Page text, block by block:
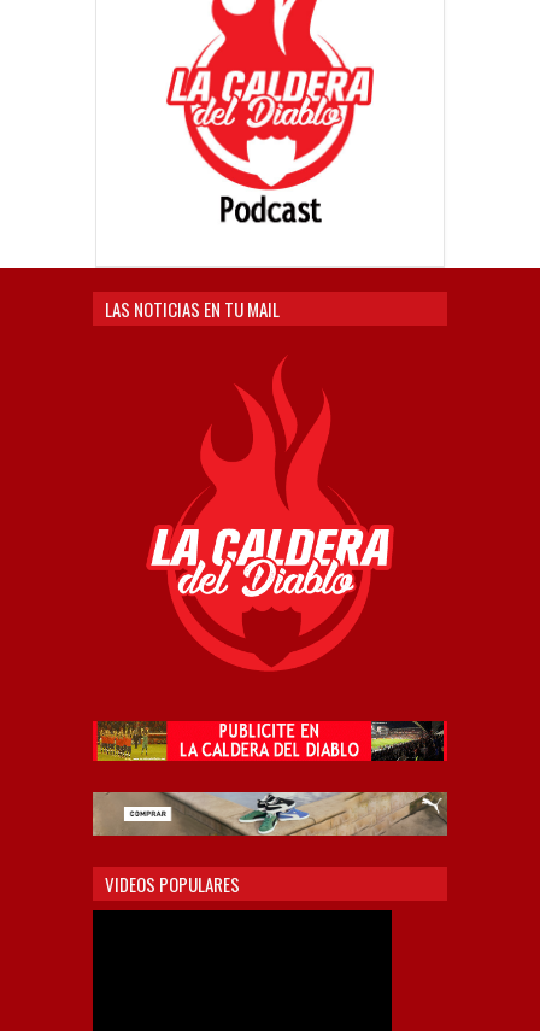
LAS NOTICIAS EN TU MAIL
VIDEOS POPULARES